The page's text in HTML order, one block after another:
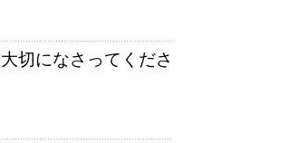
になさってくださ